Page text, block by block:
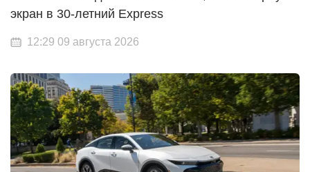
экран в 30-летний Express
12:29 09 августа 2026